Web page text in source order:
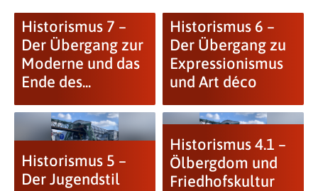
Historismus 7 –
Der Übergang zur
Moderne und das
Ende des...
Historismus 6 –
Der Übergang zu
Expressionismus
und Art déco
Historismus 5 –
Der Jugendstil
Historismus 4.1 –
Ölbergdom und
Friedhofskultur